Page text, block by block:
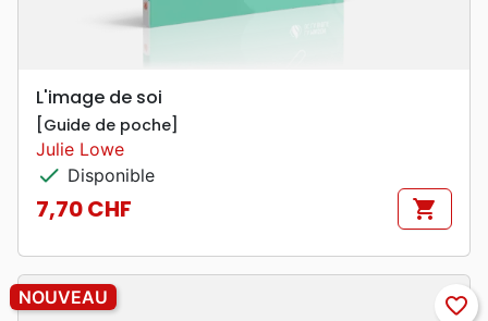
L'image de soi
[Guide de poche]
Julie Lowe
check Disponible
Prix
7,70 CHF shopping_cart
NOUVEAU favorite_border